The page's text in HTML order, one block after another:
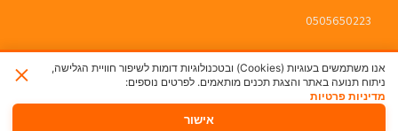
0505650223
×
אנו משתמשים בעוגיות (Cookies) ובטכנולוגיות דומות לשיפור חוויית הגלישה,
ניתוח תנועה באתר והצגת תכנים מותאמים. לפרטים נוספים:
מדיניות פרטיות
אישור